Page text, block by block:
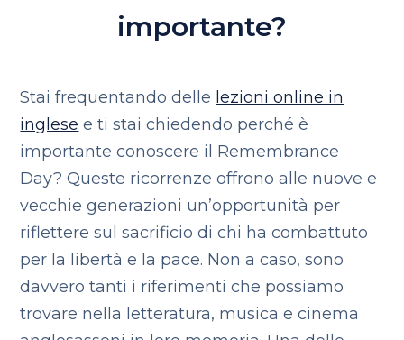
importante?
Stai frequentando delle lezioni online in
inglese e ti stai chiedendo perché è
importante conoscere il Remembrance
Day? Queste ricorrenze offrono alle nuove e
vecchie generazioni un’opportunità per
riflettere sul sacrificio di chi ha combattuto
per la libertà e la pace. Non a caso, sono
davvero tanti i riferimenti che possiamo
trovare nella letteratura, musica e cinema